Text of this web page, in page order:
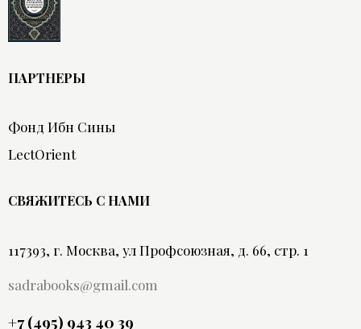
ПАРТНЕРЫ
Фонд Ибн Сины
LectOrient
СВЯЖИТЕСЬ С НАМИ
117393, г. Москва, ул Профсоюзная, д. 66, стр. 1
sadrabooks@gmail.com
+7 (495) 943 40 39